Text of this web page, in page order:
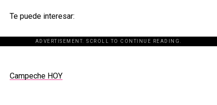
Te puede interesar:
ADVERTISEMENT. SCROLL TO CONTINUE READING.
Campeche HOY